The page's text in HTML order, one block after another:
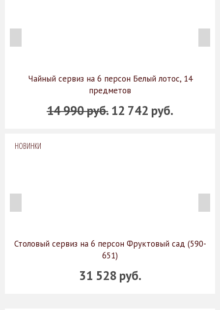
Чайный сервиз на 6 персон Белый лотос, 14
предметов
14 990 руб. 12 742 руб.
НОВИНКИ
Столовый сервиз на 6 персон Фруктовый сад (590-
651)
31 528 руб.